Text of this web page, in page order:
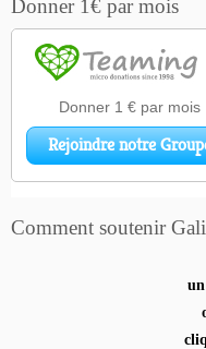
Donner 1€ par mois
Comment soutenir